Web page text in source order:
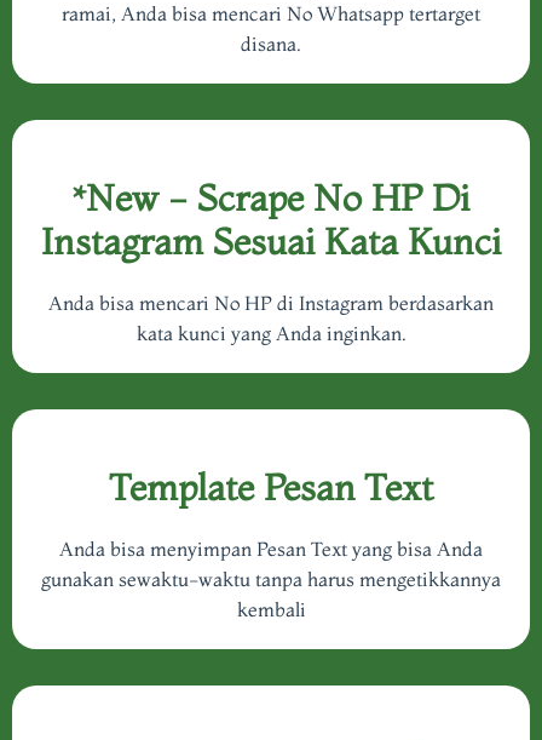
ramai, Anda bisa mencari No Whatsapp tertarget
disana.
*New - Scrape No HP Di
Instagram Sesuai Kata Kunci
Anda bisa mencari No HP di Instagram berdasarkan
kata kunci yang Anda inginkan.
Template Pesan Text
Anda bisa menyimpan Pesan Text yang bisa Anda
gunakan sewaktu-waktu tanpa harus mengetikkannya
kembali